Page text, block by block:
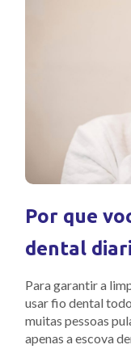
Por que
dental
Para garantir a
usar fio dental
muitas pessoas
apenas a escova